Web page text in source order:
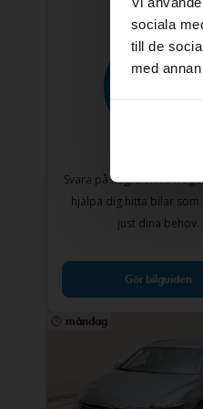
sociala
till de
med
Svara på några enkla
hjälpa dig hitta bilar som
just dina behov.
Gör bilguiden
måndag